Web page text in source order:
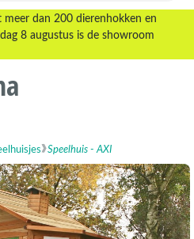
dan 200 dierenhokken en
8 augustus is de showroom
Speelhuis - AXI